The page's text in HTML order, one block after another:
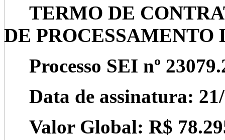
TERMO DE
DE PROCESSAMENTO
Processo SEI nº
Data de assinatura: 21/
Valor Global: R$